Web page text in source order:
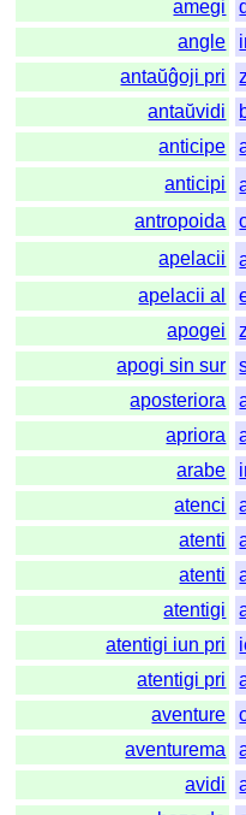
amegi
angle
antaŭĝoji pri
antaŭvidi
anticipe
anticipi
antropoida
apelacii
apelacii al
apogei
apogi sin sur
aposteriora
apriora
arabe
atenci
atenti
atenti
atentigi
atentigi iun pri
atentigi pri
aventure
aventurema
avidi